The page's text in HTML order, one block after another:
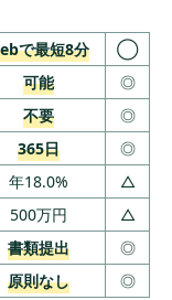
で最短8分
◯
可能
◎
不要 ◎
365日
◎
年18.0%
△
500万円 △
書類提出
◎
原則なし ◎